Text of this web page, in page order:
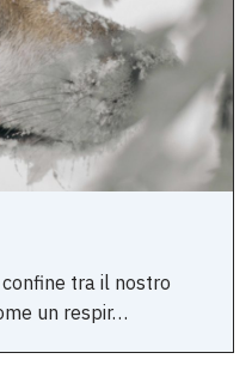
tra il nostro
un respir…